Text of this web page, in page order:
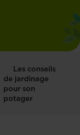
Les conseils
de jardinage
pour son
potager